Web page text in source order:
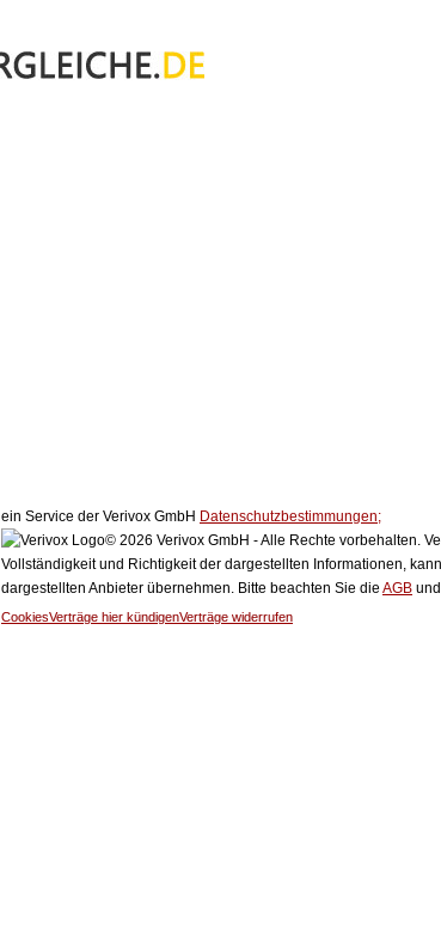
ein Service der Verivox GmbH Datenschutzbestimmungen;
© 2026 Verivox GmbH - Alle Rechte vorbehalten.
Vollständigkeit und Richtigkeit der dargestellten Informationen,
dargestellten Anbieter übernehmen. Bitte beachten Sie die AGB und
CookiesVerträge hier kündigenVerträge widerrufen